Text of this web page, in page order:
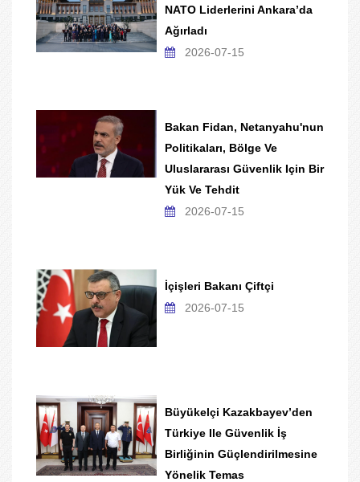
NATO Liderlerini Ankara’da
Ağırladı
2026-07-15
Bakan Fidan, Netanyahu'nun
Politikaları, Bölge Ve
Uluslararası Güvenlik Için Bir
Yük Ve Tehdit
2026-07-15
İçişleri Bakanı Çiftçi
2026-07-15
Büyükelçi Kazakbayev’den
Türkiye Ile Güvenlik İş
Birliğinin Güçlendirilmesine
Yönelik Temas